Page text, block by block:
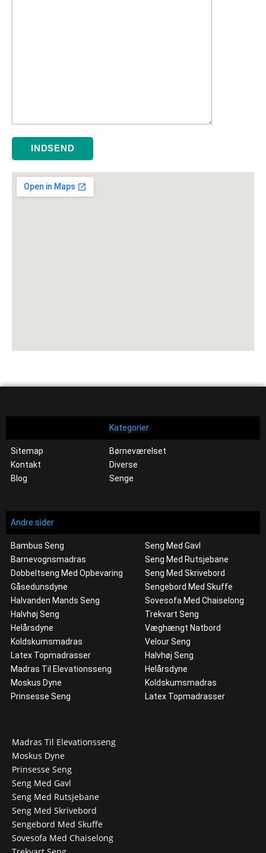
Kategorier
Sitemap
Kontakt
Blog
Børneværelset
Diverse
Senge
Andre sider
Bambus Seng
Barnevognsmadras
Dobbeltseng Med Opbevaring
Gåsedunsdyne
Halvanden Mands Seng
Halvhøj Seng
Helårsdyne
Koldskumsmadras
Latex Topmadrasser
Madras Til Elevationsseng
Moskus Dyne
Prinsesse Seng
Seng Med Gavl
Seng Med Rutsjebane
Seng Med Skrivebord
Sengebord Med Skuffe
Sovesofa Med Chaiselong
Trekvart Seng
Væghængt Natbord
Velour Seng
Halvhøj Seng
Helårsdyne
Koldskumsmadras
Latex Topmadrasser
Madras Til Elevationsseng
Moskus Dyne
Prinsesse Seng
Seng Med Gavl
Seng Med Rutsjebane
Seng Med Skrivebord
Sengebord Med Skuffe
Sovesofa Med Chaiselong